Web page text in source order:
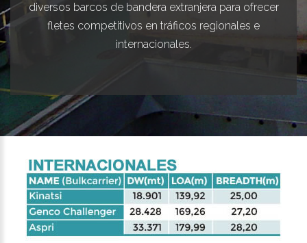
diversos barcos de bandera extranjera para ofrecer
fletes competitivos en tráficos regionales e
internacionales.